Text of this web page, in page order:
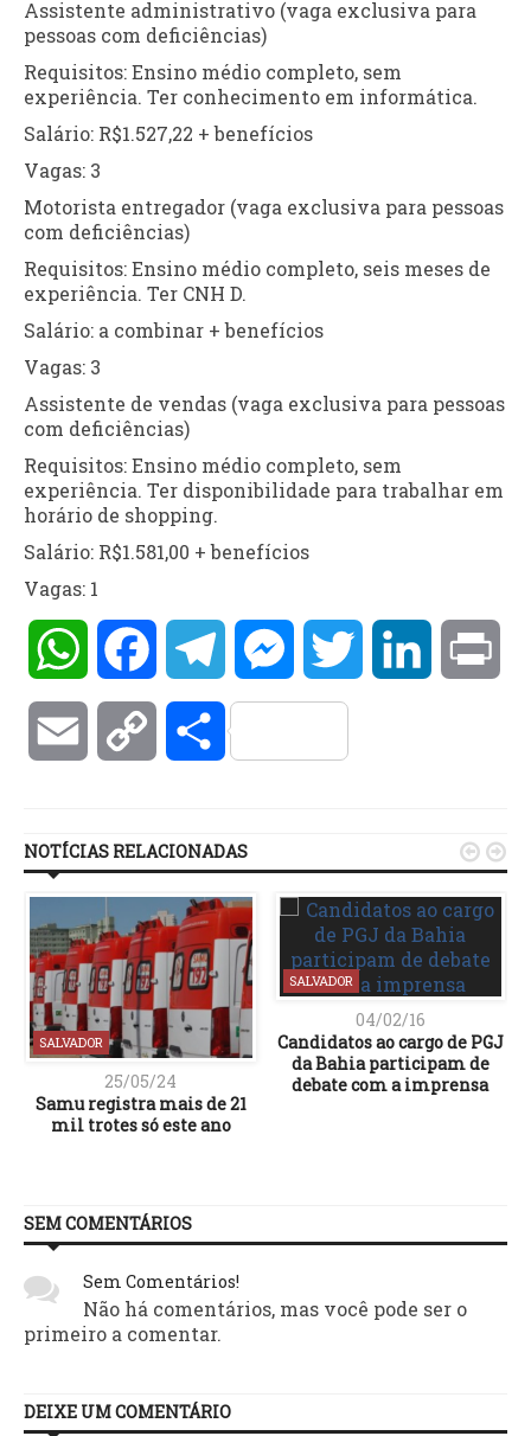
Assistente administrativo (vaga exclusiva para
pessoas com deficiências)
Requisitos: Ensino médio completo, sem
experiência. Ter conhecimento em informática.
Salário: R$1.527,22 + benefícios
Vagas: 3
Motorista entregador (vaga exclusiva para pessoas
com deficiências)
Requisitos: Ensino médio completo, seis meses de
experiência. Ter CNH D.
Salário: a combinar + benefícios
Vagas: 3
Assistente de vendas (vaga exclusiva para pessoas
com deficiências)
Requisitos: Ensino médio completo, sem
experiência. Ter disponibilidade para trabalhar em
horário de shopping.
Salário: R$1.581,00 + benefícios
Vagas: 1
WhatsAppFacebookTelegramMessengerTwitter LinkedIn
Email Copy Compartilhar
NOTÍCIAS RELACIONADAS
SALVADOR
25/05/24
Samu registra mais de 21
mil trotes só este ano
SALVADOR
04/02/16
Candidatos ao cargo de PGJ
da Bahia participam de
debate com a imprensa
 
SEM COMENTÁRIOS
Sem Comentários!
Não há comentários, mas você pode ser o
primeiro a comentar.
DEIXE UM COMENTÁRIO